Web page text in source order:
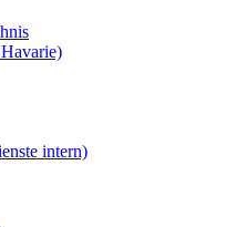
intern)